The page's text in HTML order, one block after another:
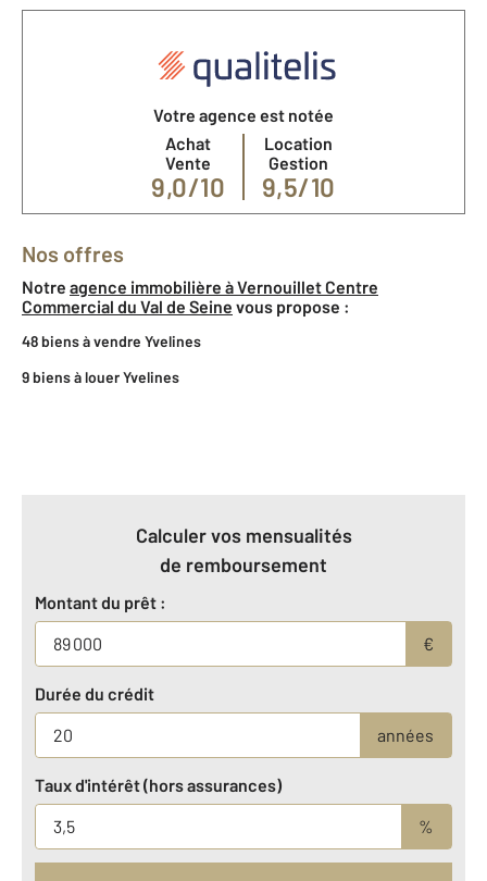
Votre agence est notée
Achat
Vente
9,0/10
Location
Gestion
9,5/10
Nos offres
Notre agence immobilière à Vernouillet Centre
Commercial du Val de Seine vous propose :
48 biens à vendre Yvelines
9 biens à louer Yvelines
Calculer vos mensualités
de remboursement
Montant du prêt :
€
Durée du crédit
années
Taux d'intérêt (hors assurances)
%